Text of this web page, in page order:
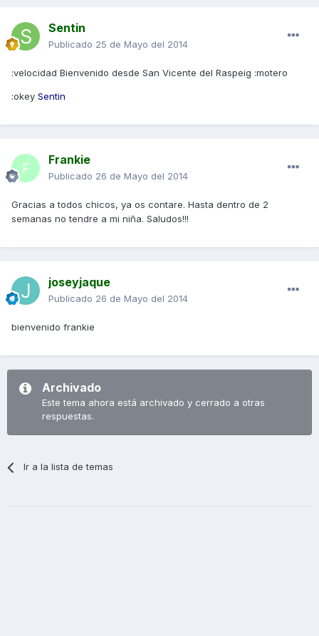
Sentin
Publicado 25 de Mayo del 2014
:velocidad Bienvenido desde San Vicente del Raspeig :motero
:okey Sentin
Frankie
Publicado 26 de Mayo del 2014
Gracias a todos chicos, ya os contare. Hasta dentro de 2
semanas no tendre a mi niña. Saludos!!!
joseyjaque
Publicado 26 de Mayo del 2014
bienvenido frankie
Archivado
Este tema ahora está archivado y cerrado a otras
respuestas.
Ir a la lista de temas